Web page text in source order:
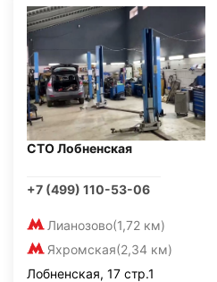
СТО Лобненская
+7 (499) 110-53-06
Лианозово(1,72 км)
Яхромская(2,34 км)
Лобненская, 17 стр.1